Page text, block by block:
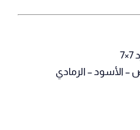
– الأسود – الرمادي